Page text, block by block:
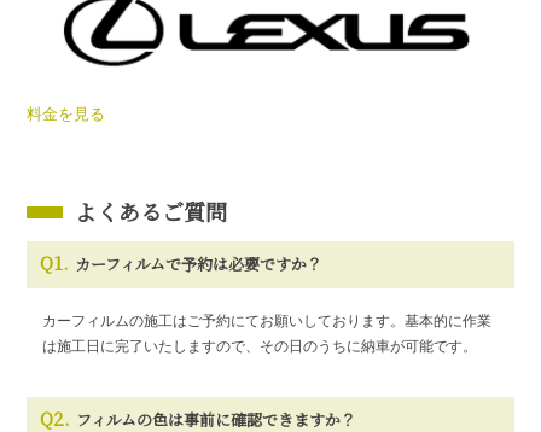
料金を見る
よくあるご質問
Q1. カーフィルムで予約は必要ですか？
カーフィルムの施工はご予約にてお願いしております。基本的に作業
は施工日に完了いたしますので、その日のうちに納車が可能です。
Q2. フィルムの色は事前に確認できますか？